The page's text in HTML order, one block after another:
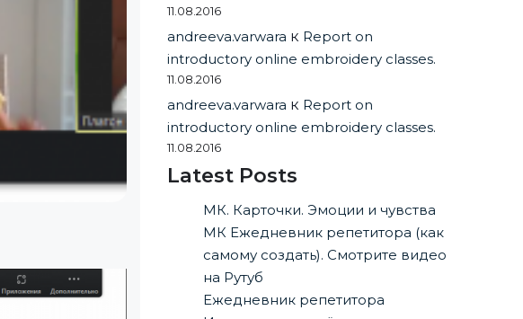
11.08.2016
andreeva.varwara к Report on
introductory online embroidery classes.
11.08.2016
andreeva.varwara к Report on
introductory online embroidery classes.
11.08.2016
Latest Posts
МК. Карточки. Эмоции и чувства
МК Ежедневник репетитора (как
самому создать). Смотрите видео
на Рутуб
Ежедневник репетитора